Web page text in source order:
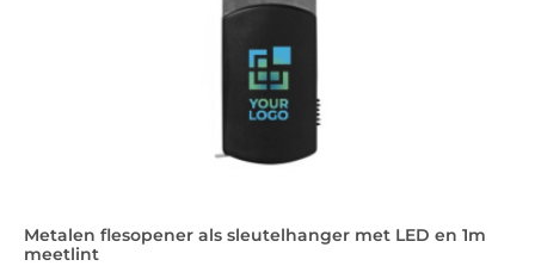
Metalen flesopener als sleutelhanger met LED en 1m
meetlint